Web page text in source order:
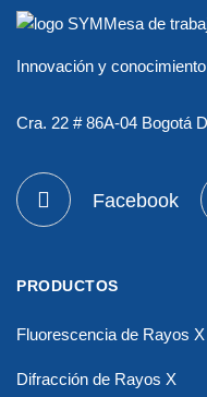
Innovación y
Cra. 22 # 86A-04 Bogotá
Facebook
PRODUCTOS
Fluorescencia de Rayos X
Difracción de Rayos X